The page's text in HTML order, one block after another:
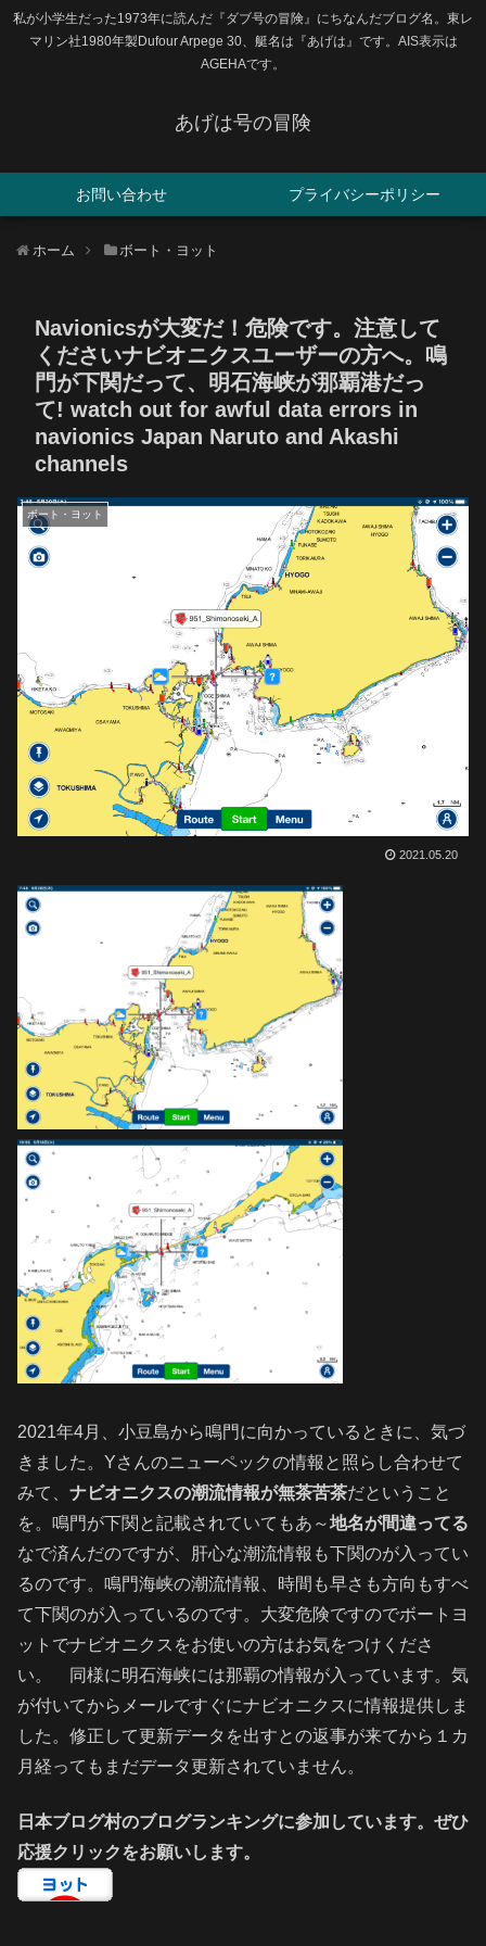
私が小学生だった1973年に読んだ『ダブ号の冒険』にちなんだブログ名。東レ
マリン社1980年製Dufour Arpege 30、艇名は『あげは』です。AIS表示は
AGEHAです。
あげは号の冒険
お問い合わせ プライバシーポリシー
ホーム ボート・ヨット
Navionicsが大変だ！危険です。注意して
くださいナビオニクスユーザーの方へ。鳴
門が下関だって、明石海峡が那覇港だっ
て! watch out for awful data errors in
navionics Japan Naruto and Akashi
channels
ボート・ヨット
2021.05.20
2021年4月、小豆島から鳴門に向かっているときに、気づ
きました。Yさんのニューペックの情報と照らし合わせて
みて、 ナビオニクスの潮流情報が無茶苦茶だということ
を。鳴門が下関と記載されていてもあ～地名が間違ってる
なで済んだのですが、肝心な潮流情報も下関のが入ってい
るのです。鳴門海峡の潮流情報、時間も早さも方向もすべ
て下関のが入っているのです。大変危険ですのでボートヨ
ットでナビオニクスをお使いの方はお気をつけくださ
い。 同様に明石海峡には那覇の情報が入っています。気
が付いてからメールですぐにナビオニクスに情報提供しま
した。修正して更新データを出すとの返事が来てから１カ
月経ってもまだデータ更新されていません。
日本ブログ村のブログランキングに参加しています。ぜひ
応援クリックをお願いします。